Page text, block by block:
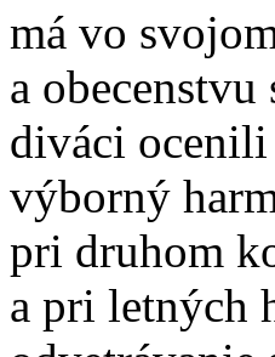
má vo
a
diváci
výborný
pri druhom
a pri letných